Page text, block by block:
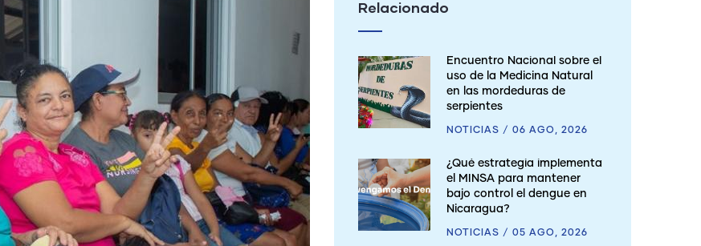
Relacionado
Encuentro Nacional sobre el
uso de la Medicina Natural
en las mordeduras de
serpientes
NOTICIAS / 06 AGO, 2026
¿Qué estrategia implementa
el MINSA para mantener
bajo control el dengue en
Nicaragua?
NOTICIAS / 05 AGO, 2026